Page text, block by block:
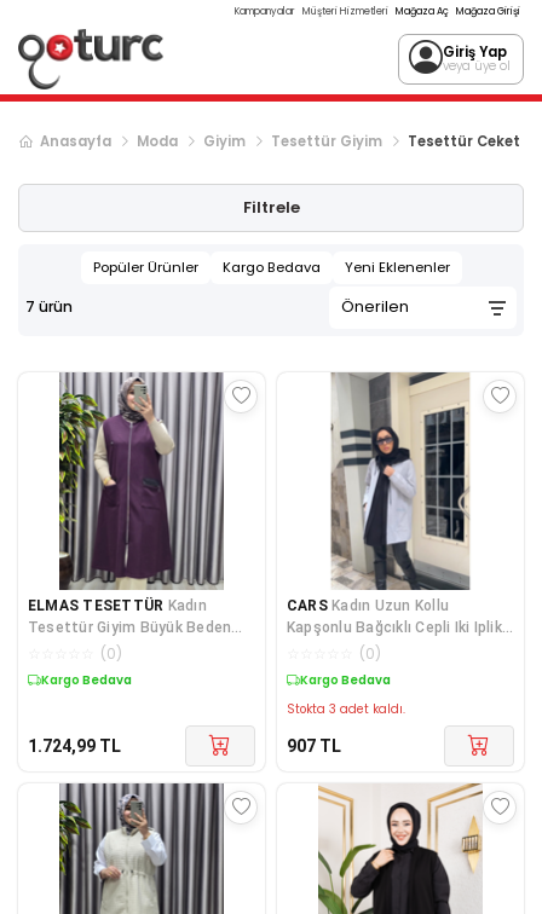
Kampanyalar Müşteri Hizmetleri Mağaza Aç Mağaza Girişi
Giriş Yap
veya üye ol
Anasayfa Moda Giyim Tesettür Giyim Tesettür Ceket &
Filtrele
Popüler Ürünler Kargo Bedava Yeni Eklenenler
7 ürün
ELMAS TESETTÜR Kadın
Tesettür Giyim Büyük Beden
Ottoman Yelek
(0)
Kargo Bedava
1.724,99 TL
CARS Kadın Uzun Kollu
Kapşonlu Bağcıklı Cepli Iki Iplik
(0)
Kargo Bedava
Stokta 3 adet kaldı.
907 TL